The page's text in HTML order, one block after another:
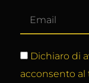
Dichiaro di
acconsento